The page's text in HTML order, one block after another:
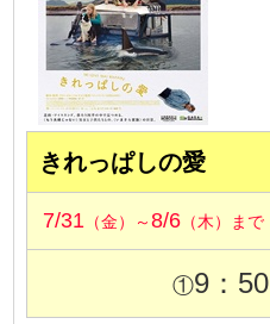
きれっぱしの愛
7/31 （金）～8/6 （木）まで
①9：50